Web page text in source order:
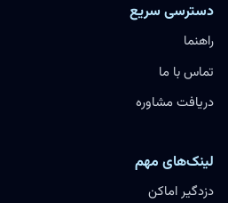
دسترسی سریع
راهنما
تماس با ما
دریافت مشاوره
لینک‌های مهم
دزدگیر اماکن